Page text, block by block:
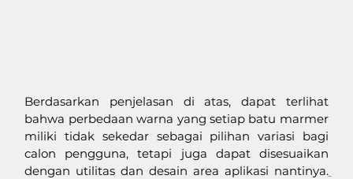
Berdasarkan penjelasan di atas, dapat terlihat
bahwa perbedaan warna yang setiap batu marmer
miliki tidak sekedar sebagai pilihan variasi bagi
calon pengguna, tetapi juga dapat disesuaikan
dengan utilitas dan desain area aplikasi nantinya.